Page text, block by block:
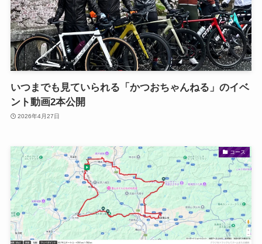
いつまでも見ていられる「かつおちゃんねる」のイベ
ント動画2本公開
2026年4月27日
コース